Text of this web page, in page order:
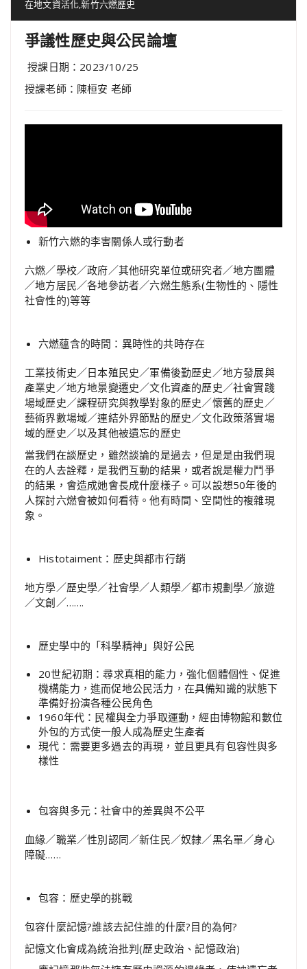
在地文資活化,新竹六燃歷史
爭議性歷史與公民論壇
授課日期：2023/10/25
授課老師：陳桓安 老師
新竹六燃的李害關係人或行動者
六燃／學校／政府／其他研究單位或研究者／地方團體
／地方居民／各地參訪者／六燃生態系(生物性的、隱性
社會性的)等等
六燃蘊含的時間：異時性的共時存在
工業技術史／日本殖民史／軍備後勤歷史／地方發展與
產業史／地方地景變遷史／文化資產的歷史／社會實踐
場域歷史／課程研究與教學對象的歷史／懷舊的歷史／
藝術界數場域／連結外界節點的歷史／文化政策落實場
域的歷史／以及其他被遺忘的歷史
當我們在談歷史，雖然談論的是過去，但是是由我們現
在的人去詮釋，是我們互動的結果，或者說是權力鬥爭
的結果，會造成她會長成什麼樣子。可以設想50年後的
人探討六燃會被如何看待。他有時間、空間性的複雜現
象。
Histotaiment：歷史與都市行銷
地方學／歷史學／社會學／人類學／都市規劃學／旅遊
／文創／…….
歷史學中的「科學精神」與好公民
20世紀初期：尋求真相的能力，強化個體個性、促進
機構能力，進而促地公民活力，在具備知識的狀態下
準備好扮演各種公民角色
1960年代：民權與全力爭取運動，經由博物館和數位
外包的方式使一般人成為歷史生產者
現代：需要更多過去的再現，並且更具有包容性與多
樣性
包容與多元：社會中的差異與不公平
血緣／職業／性別認同／新住民／奴隸／黑名單／身心
障礙……
包容：歷史學的挑戰
包容什麼記憶?誰該去記住誰的什麼?目的為何?
記憶文化會成為統治批判(歷史政治、記憶政治)